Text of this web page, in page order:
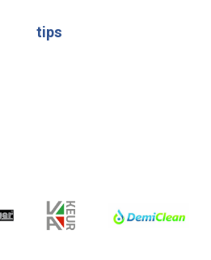
tips